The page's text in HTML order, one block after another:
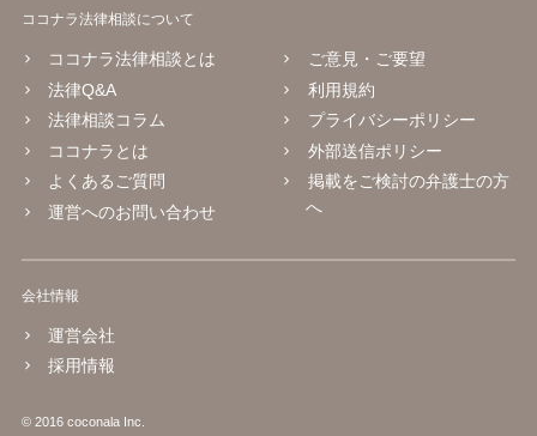
ココナラ法律相談について
ココナラ法律相談とは
法律Q&A
法律相談コラム
ココナラとは
よくあるご質問
運営へのお問い合わせ
ご意見・ご要望
利用規約
プライバシーポリシー
外部送信ポリシー
掲載をご検討の弁護士の方
へ
会社情報
運営会社
採用情報
© 2016 coconala Inc.